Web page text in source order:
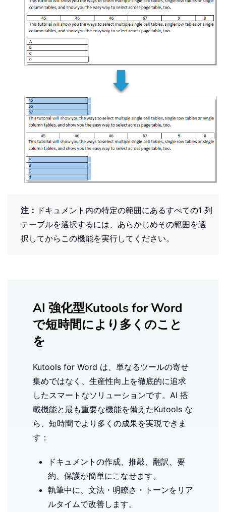
注： ドキュメント内の特定の範囲にあるすべての1 列
テーブルを選択するには、あらかじめその範囲を選
択してからこの機能を実行してください。
AI 強化型Kutools for Word
で短時間により多くのこと
を
Kutools for Word は、単なるツールの寄せ
集めではなく、生産性向上を徹底的に追求
したスマートなソリューションです。AI 搭
載機能と最も重要な機能を備えたKutools な
ら、短時間でより多くの成果を実現できま
す：
ドキュメントの作成、推敲、翻訳、要
約、保護が簡単にこなせます。
執筆中に、文法・明瞭さ・トーンをリア
ルタイムで改善します。